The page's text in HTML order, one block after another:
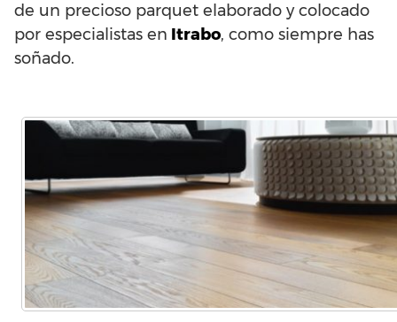
de un precioso parquet elaborado y colocado
por especialistas en Itrabo, como siempre has
soñado.